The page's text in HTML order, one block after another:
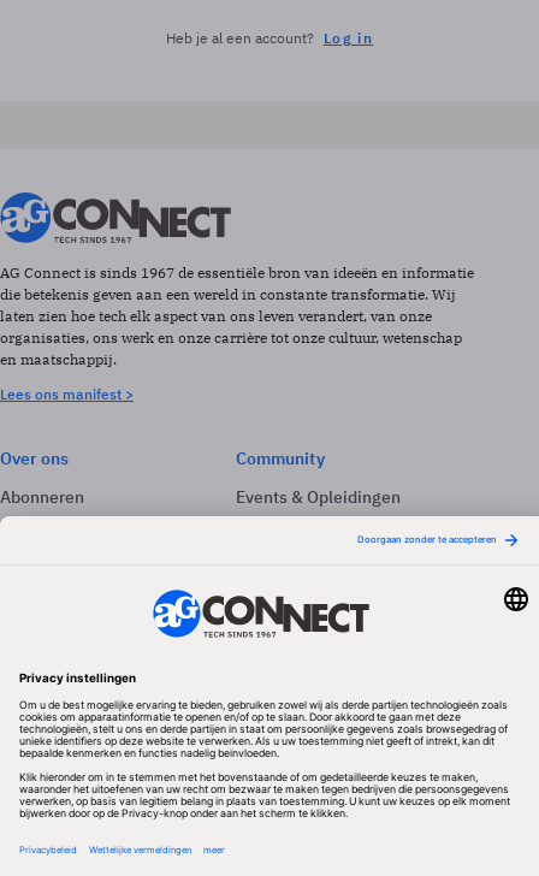
Heb je al een account? Log in
AG Connect is sinds 1967 de essentiële bron van ideeën en informatie
die betekenis geven aan een wereld in constante transformatie. Wij
laten zien hoe tech elk aspect van ons leven verandert, van onze
organisaties, ons werk en onze carrière tot onze cultuur, wetenschap
en maatschappij.
Lees ons manifest >
Over ons
Abonneren
Adverteren
Community
Events & Opleidingen
Nieuwsbrieven
Volg ons
Redactionele partner